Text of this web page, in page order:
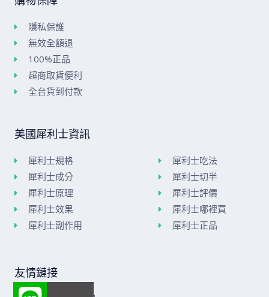
隱私保護
無效全額退
100%正品
超商取貨便利
全台貨到付款
美國犀利士資訊
犀利士規格
犀利士成分
犀利士原理
犀利士效果
犀利士副作用
犀利士吃法
犀利士切半
犀利士評價
犀利士哪裡買
犀利士正品
友情鏈接